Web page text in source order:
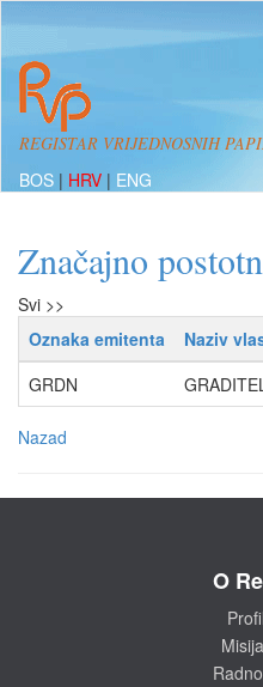
REGISTAR VRIJEDNOSNIH
BOS | HRV | ENG
Značajno
Svi >>
Oznaka emitenta
Naziv
GRDN
Nazad
O